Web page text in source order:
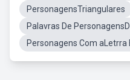
PersonagensTriangulares
Palavras De
Personagens Com aLetrra